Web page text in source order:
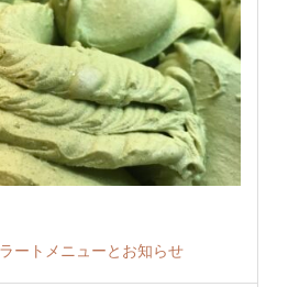
ートメニューとお知らせ